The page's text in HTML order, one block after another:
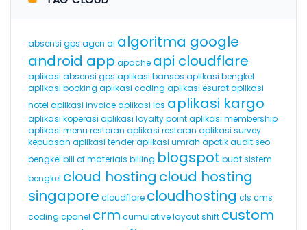
absensi gps agen ai algoritma google
android app apache api cloudflare
aplikasi absensi gps aplikasi bansos aplikasi bengkel
aplikasi booking aplikasi coding aplikasi esurataplikasi
hotel aplikasi invoiceaplikasi ios aplikasi kargo
aplikasi koperasi aplikasi loyalty pointaplikasi membership
aplikasi menu restoran aplikasi restoran aplikasi survey
kepuasan aplikasi tenderaplikasi umrah apotikaudit seo
bengkel bill of materials billing blogspot buat sistem
bengkel cloud hosting cloud hosting
singapore cloudflare cloudhosting cls cms
coding cpanel crm cumulative layout shift custom